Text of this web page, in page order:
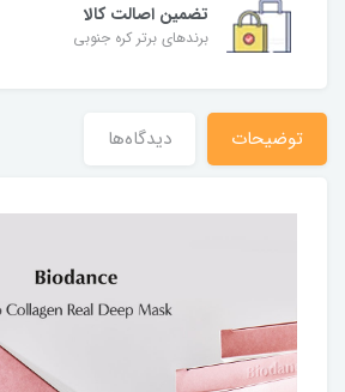
تضمین اصالت کالا
برندهای برتر کره جنوبی
توضیحات دیدگاه‌ها